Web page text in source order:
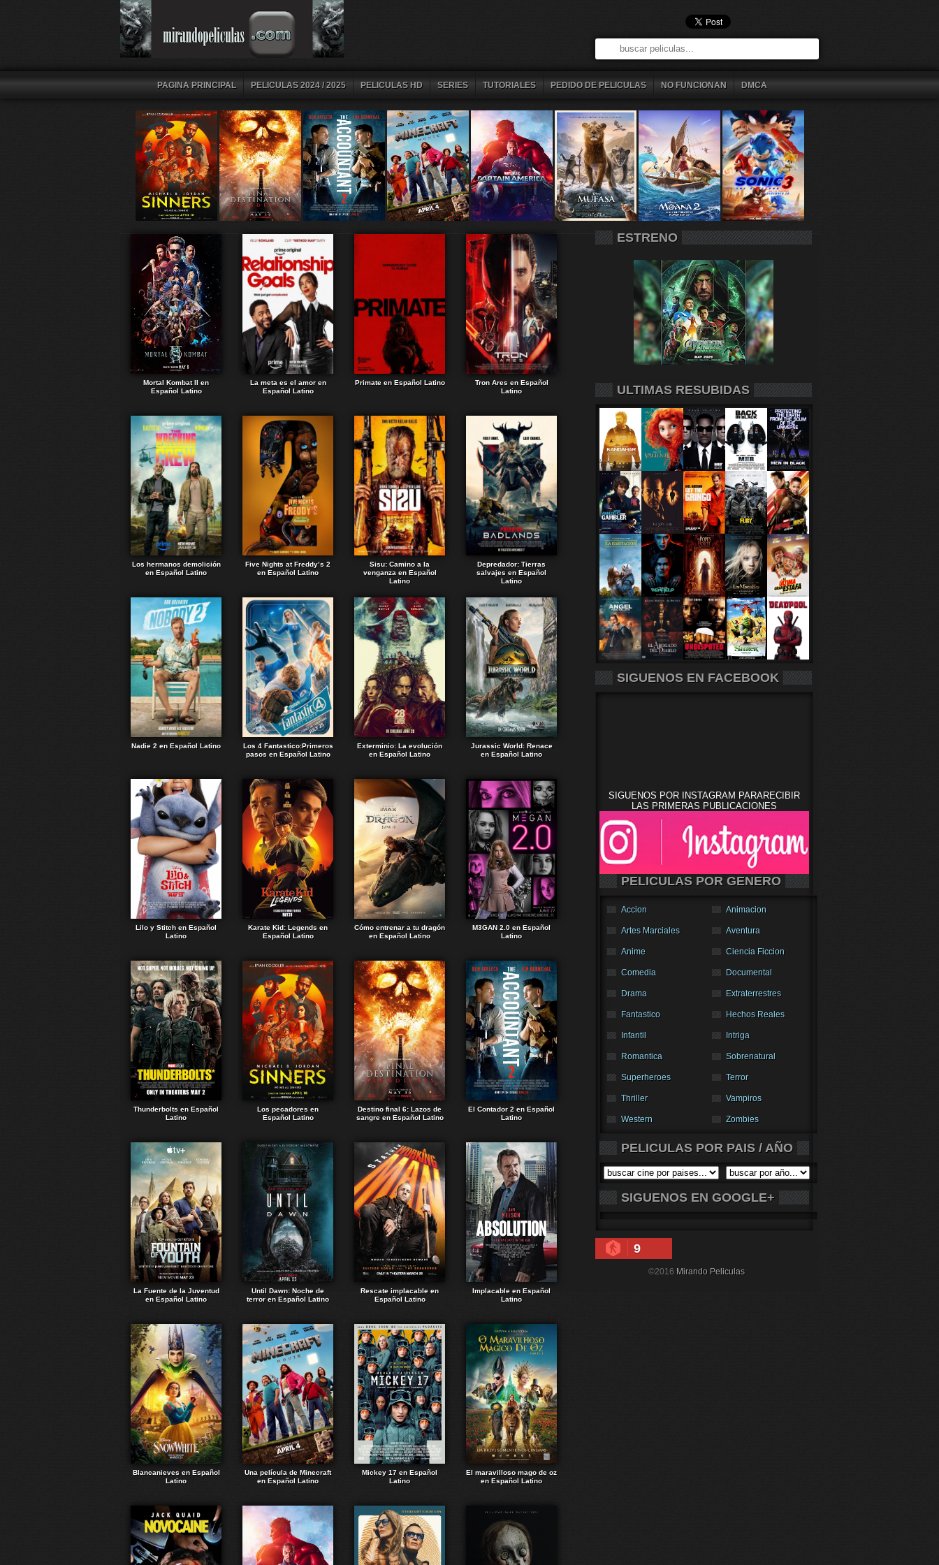
PAGINA PRINCIPAL PELICULAS 2024 / 2025 PELICULAS HD SERIES TUTORIALES PEDIDO DE PELICULAS NO FUNCIONAN DMCA
Mortal Kombat II en
Español Latino
La meta es el amor en
Español Latino
Primate en Español Latino
Tron Ares en Español
Latino
Los hermanos demolición
en Español Latino
Five Nights at Freddy’s 2
en Español Latino
Sisu: Camino a la
venganza en Español
Latino
Depredador: Tierras
salvajes en Español
Latino
Nadie 2 en Español Latino
Los 4 Fantastico:Primeros
pasos en Español Latino
Exterminio: La evolución
en Español Latino
Jurassic World: Renace
en Español Latino
Lilo y Stitch en Español
Latino
Karate Kid: Legends en
Español Latino
Cómo entrenar a tu dragón
en Español Latino
M3GAN 2.0 en Español
Latino
Thunderbolts en Español
Latino
Los pecadores en
Español Latino
Destino final 6: Lazos de
sangre en Español Latino
El Contador 2 en Español
Latino
La Fuente de la Juventud
en Español Latino
Until Dawn: Noche de
terror en Español Latino
Rescate implacable en
Español Latino
Implacable en Español
Latino
Blancanieves en Español
Latino
Una película de Minecraft
en Español Latino
Mickey 17 en Español
Latino
El maravilloso mago de oz
en Español Latino
ESTRENO
ULTIMAS RESUBIDAS
SIGUENOS EN FACEBOOK
SIGUENOS POR INSTAGRAM PARARECIBIR
LAS PRIMERAS PUBLICACIONES
PELICULAS POR GENERO
Accion Animacion
Artes Marciales Aventura
Anime Ciencia Ficcion
Comedia Documental
Drama Extraterrestres
Fantastico Hechos Reales
Infantil Intriga
Romantica Sobrenatural
Superheroes Terror
Thriller Vampiros
Western Zombies
PELICULAS POR PAIS / AÑO
SIGUENOS EN GOOGLE+
9
©2016 Mirando Peliculas